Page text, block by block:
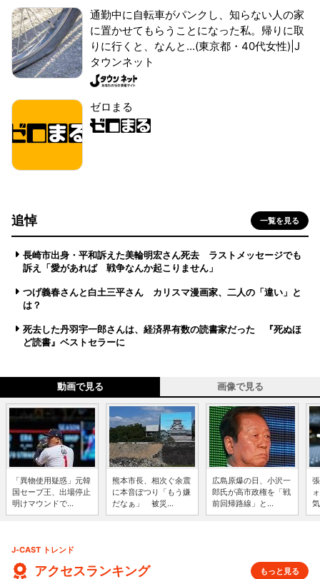
通勤中に自転車がパンクし、知らない人の家
に置かせてもらうことになった私。帰りに取
りに行くと、なんと...(東京都・40代女性)|J
タウンネット
ゼロまる
追悼 一覧を見る
長崎市出身・平和訴えた美輪明宏さん死去 ラストメッセージでも
訴え「愛があれば 戦争なんか起こりません」
つげ義春さんと白土三平さん カリスマ漫画家、二人の「違い」と
は？
死去した丹羽宇一郎さんは、経済界有数の読書家だった 『死ぬほ
ど読書』ベストセラーに
動画で見る 画像で見る
「異物使用疑惑」元韓
国セーブ王、出場停止
明けマウンドで...
熊本市長、相次ぐ余震
に本音ぽつり「もう嫌
だなぁ」 被災...
広島原爆の日、小沢一
郎氏が高市政権を「戦
前回帰路線」と...
J-CAST トレンド
アクセスランキング もっと見る